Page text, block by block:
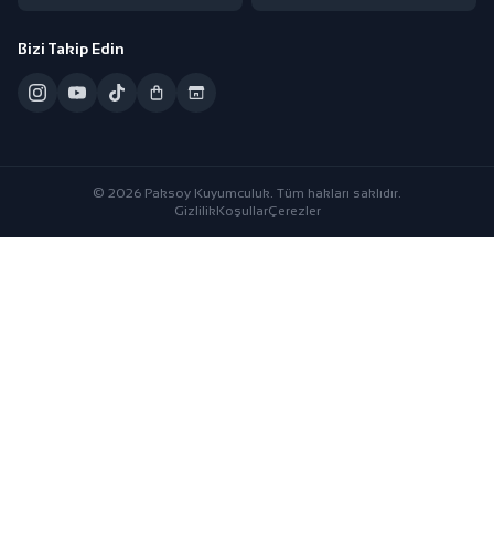
Bizi Takip Edin
© 2026 Paksoy Kuyumculuk. Tüm hakları saklıdır.
GizlilikKoşullarÇerezler